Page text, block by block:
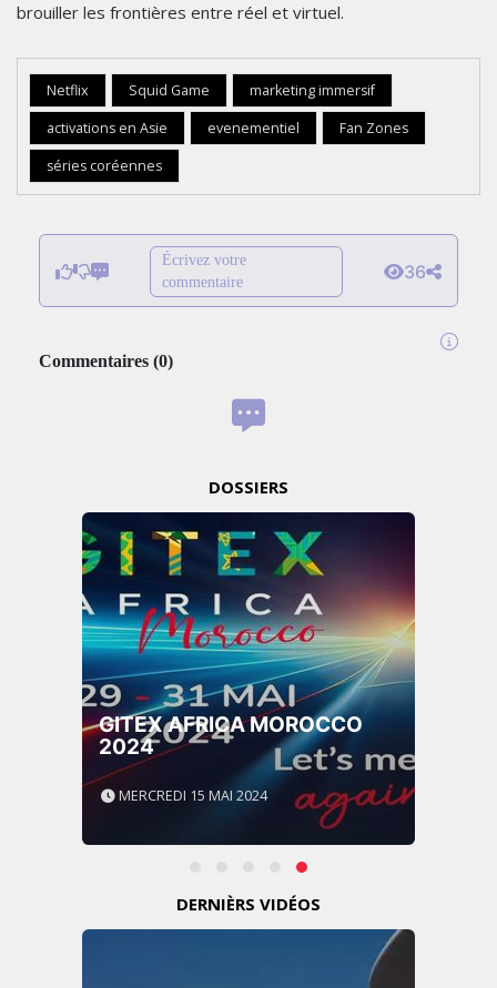
brouiller les frontières entre réel et virtuel.
Netflix Squid Game
marketing immersif
activations en Asie
evenementiel
Fan Zones
séries coréennes
Écrivez votre
commentaire
36
Commentaires (0)
DOSSIERS
GITEX AFRICA MOROCCO
2024
MERCREDI 15 MAI 2024
DERNIÈRS VIDÉOS